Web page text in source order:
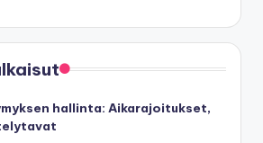
hallinta: Aikarajoitukset,